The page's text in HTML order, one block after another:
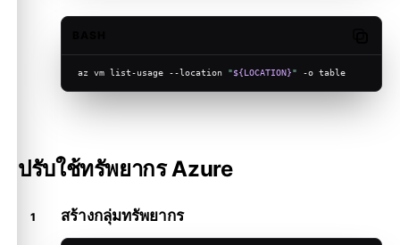
az vm list-usage --location "${LOCATION}" -o table
ปรับใช้ทรัพยากร Azure
สร้างกลุ่มทรัพยากร